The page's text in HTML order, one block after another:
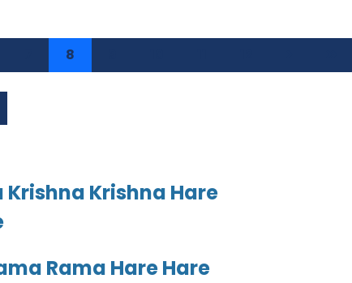
8
Chapitre 7
Krishna Krishna Hare
Rama Hare Hare